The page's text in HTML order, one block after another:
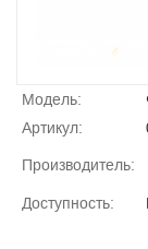
Модель:
Артикул:
Производитель:
Доступность: